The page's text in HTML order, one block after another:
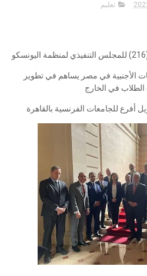
تعليم
الأجنبية في مصر يساهم في تطوير
الطلاب في الخارج
أفرع للجامعات الفرنسية بالقاهرة